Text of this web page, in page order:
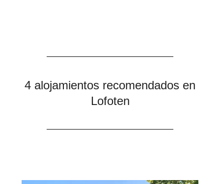
4 alojamientos recomendados en
Lofoten